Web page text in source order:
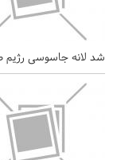
شد لانه جاسوسی رژیم